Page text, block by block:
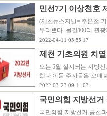
민선7기 이상천호
(제천뉴스저널= 주은철
무리했다. 물길100리 관
2022-04-11 05:55:17
제천 기초의원 치
오는 6월 실시되는 지방
했다.이들 주자들은 오매
2022-03-23 09:11:03
국민의힘 지방선
국민의힘 지방선거 공천